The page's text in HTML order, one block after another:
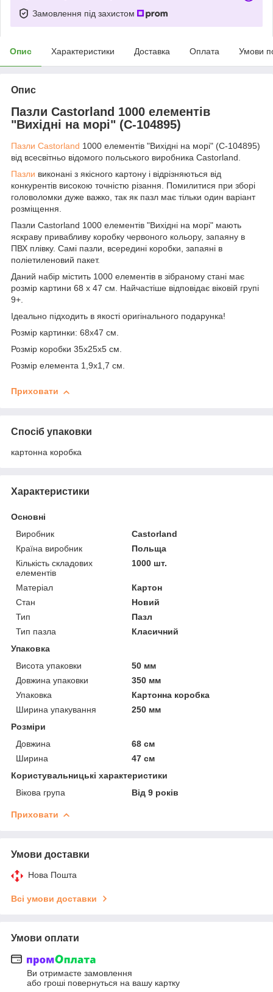
Замовлення під захистом
Опис Характеристики Доставка Оплата Умови
Опис
Пазли Castorland 1000 елементів
"Вихідні на морі" (C-104895)
Пазли Castorland 1000 елементів "Вихідні на морі" (C-104895)
від всесвітньо відомого польського виробника Castorland.
Пазли виконані з якісного картону і відрізняються від
конкурентів високою точністю різання. Помилитися при зборі
головоломки дуже важко, так як пазл має тільки один варіант
розміщення.
Пазли Castorland 1000 елементів "Вихідні на морі" мають
яскраву привабливу коробку червоного кольору, запаяну в
ПВХ плівку. Самі пазли, всередині коробки, запаяні в
поліетиленовий пакет.
Даний набір містить 1000 елементів в зібраному стані має
розмір картини 68 х 47 см. Найчастіше відповідає віковій групі
9+.
Ідеально підходить в якості оригінального подарунка!
Розмір картинки: 68х47 см.
Розмір коробки 35х25х5 см.
Розмір елемента 1,9х1,7 см.
Приховати
Спосіб упаковки
картонна коробка
Характеристики
Основні
Виробник
Castorland
Країна виробник
Польща
Кількість складових
елементів
1000 шт.
Матеріал
Картон
Стан
Новий
Тип
Пазл
Тип пазла
Класичний
Упаковка
Висота упаковки
50 мм
Довжина упаковки
350 мм
Упаковка
Картонна коробка
Ширина упакування
250 мм
Розміри
Довжина
68 см
Ширина
47 см
Користувальницькі характеристики
Вікова група
Від 9 років
Приховати
Умови доставки
Нова Пошта
Всі умови доставки
Умови оплати
Ви отримаєте замовлення
або гроші повернуться на вашу картку